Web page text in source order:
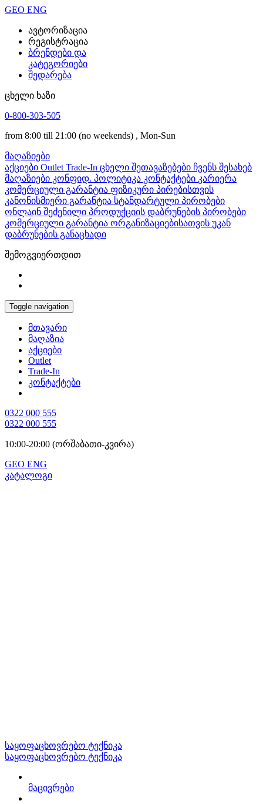
GEO ENG
ავტორიზაცია
რეგისტრაცია
ბრენდები და
კატეგორიები
შედარება
ცხელი ხაზი
0-800-303-505
from 8:00 till 21:00 (no weekends) , Mon-Sun
მაღაზიები
აქციები Outlet Trade-In ცხელი შეთავაზებები ჩვენს შესახებ
მაღაზიები კონფიდ. პოლიტიკა კონტაქტები კარიერა
კომერციული გარანტია ფიზიკური პირებისთვის
კანონისმიერი გარანტია სტანდარტული პირობები
ონლაინ შეძენილი პროდუქციის დაბრუნების პირობები
კომერციული გარანტია ორგანიზაციებისათვის უკან
დაბრუნების განაცხადი
შემოგვიერთდით
Toggle navigation
მთავარი
მაღაზია
აქციები
Outlet
Trade-In
კონტაქტები
0322 000 555
0322 000 555
10:00-20:00 (ორშაბათი-კვირა)
GEO ENG
კატალოგი
საყოფაცხოვრებო ტექნიკა
საყოფაცხოვრებო ტექნიკა
მაცივრები